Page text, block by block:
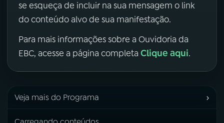
se esqueça de incluir na sua mensagem o link
do conteúdo alvo de sua manifestação.
Para mais informações sobre a Ouvidoria da
EBC, acesse a página completa Clique aqui.
Veja mais do Programa ›